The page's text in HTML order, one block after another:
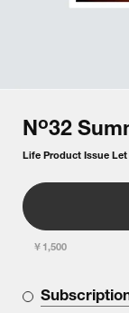
No32
Life Product Issue Let
￥1,500